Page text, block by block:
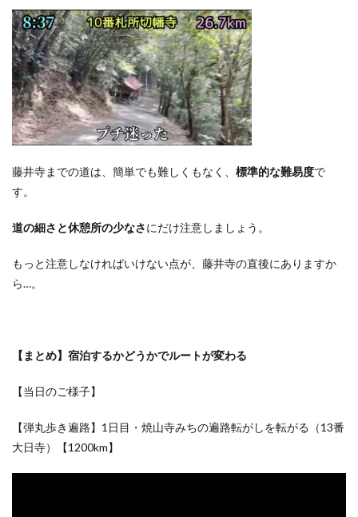
藤井寺までの道は、簡単でも難しくもなく、 標準的な難易度で
す。
道の細さと休憩所の少なさにだけ注意しましょう。
もっと注意しなければいけない点が、藤井寺の直後にありますか
ら…。
【まとめ】宿泊するかどうかでルートが変わる
【当日のご様子】
【弾丸歩き遍路】1日目・焼山寺みちの遍路転がしを転がる（13番
大日寺）【1200km】